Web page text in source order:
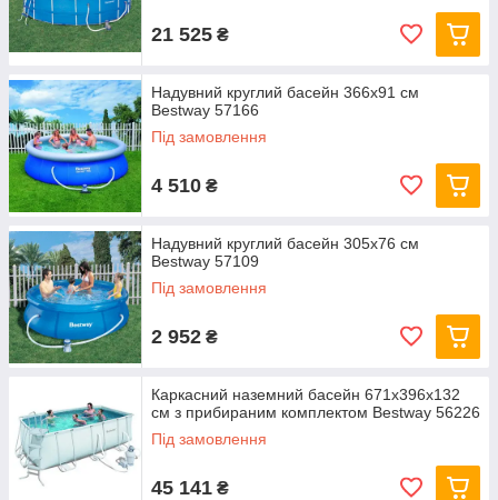
21 525 ₴
Надувний круглий басейн 366х91 см
Bestway 57166
Під замовлення
4 510 ₴
Надувний круглий басейн 305х76 см
Bestway 57109
Під замовлення
2 952 ₴
Каркасний наземний басейн 671x396x132
см з прибираним комплектом Bestway 56226
Під замовлення
45 141 ₴